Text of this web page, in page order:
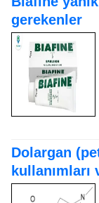
gerekenler
Dolargan